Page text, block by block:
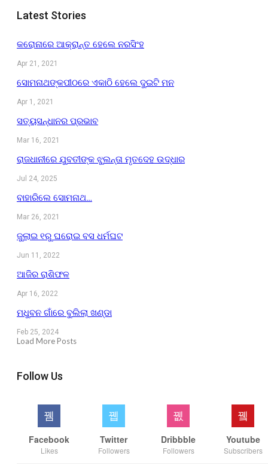
Latest Stories
କରୋନାରେ ଆକ୍ରାନ୍ତ ହେଲେ ନରସିଂହ
Apr 21, 2021
ସୋମନାଥଙ୍କପୀଠରେ ଏକାଠି ହେଲେ ଦୁଇଟି ମନ
Apr 1, 2021
ସତ୍ୟସନ୍ଧାନର ପ୍ରଭାବ
Mar 16, 2021
ରାଜଧାନୀରେ ଯୁବତୀଙ୍କ ଝୁଲନ୍ତା ମୃତଦେହ ଉଦ୍ଧାର
Jul 24, 2025
ବାହାରିଲେ ସୋମନାଥ…
Mar 26, 2021
ଜୁଲାଇ ୧ରୁ ଘରୋଇ ବସ ଧର୍ମଘଟ
Jun 11, 2022
ଆଜିର ରାଶିଫଳ
Apr 16, 2022
ମଧୁବନ ଗାଁରେ ବୁଲିଲା ଖଣ୍ଡା
Feb 25, 2024
Load More Posts
Follow Us
Facebook
Likes
Twitter
Followers
Dribbble
Followers
Youtube
Subscribers